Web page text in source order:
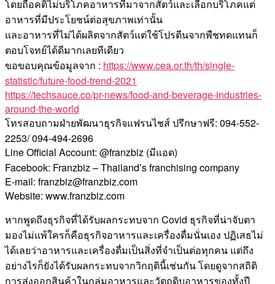
โดยถือคติไม่บริโภคอาหารที่มาจากสัตว์และเลือกบริโภคแต่
อาหารที่มีประโยชน์ต่อสุขภาพเท่านั้น
และอาหารที่ไม่ได้ผลิตจากสัตว์แต่ใช้โปรตีนจากพืชทดแทนก็
ตอบโจทย์ได้ดีมากเลยทีเดียว
ขอขอบคุณข้อมูลจาก : https://www.cea.or.th/th/single-
statistic/future-food-trend-2021
https://techsauce.co/pr-news/food-and-beverage-industries-
around-the-world
โทรสอบถามฝ่ายพัฒนาธุรกิจแฟรนไชส์ ปรึกษาฟรี: 094-552-
2253/ 094-494-2696
Line Official Account: @franzbiz (มีแอด)
Facebook: Franzbiz – Thailand’s franchising company
E-mail: franzbiz@franzbiz.com
Website: www.franzbiz.com
หากพูดถึงธุรกิจที่ได้รับผลกระทบจาก Covid ธุรกิจที่น่าจับตา
มองไม่แพ้ใครก็คือธุรกิจอาหารและเครื่องดื่มนั่นเอง ปฏิเสธไม่
ได้เลยว่าอาหารและเครื่องดื่มเป็นสิ่งที่จำเป็นต่อทุกคน แต่ถึง
อย่างไรก็ยังได้รับผลกระทบจากวิกฤตินี้เช่นกัน โดยดูจากสถิติ
การส่งออกสินค้าในกลุ่มอาหารและวัตถุดิบอาหารของทั้งปี